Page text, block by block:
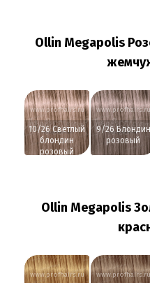
Ollin Megapolis
www.profhairs.ru
10/26 Светлый
блондин
розовый
www.profhairs.ru
9/26 Блондин
розовый
Ollin Megapolis
www.profhairs.ru www.profhairs.ru